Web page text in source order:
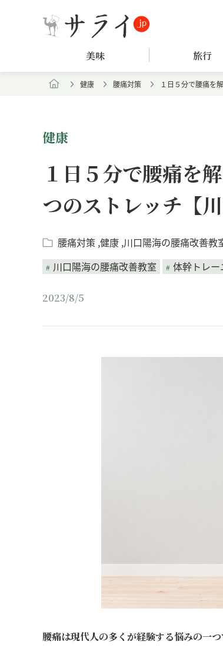
美味 旅行
健康 腰痛対策 １日５分で腰痛を
健康
１日５分で腰痛を
つのストレッチ【
腰痛対策 健康 川口陽海の腰痛改善教
川口陽海の腰痛改善教室
体幹トレー
2023/8/5
腰痛は現代人の多くが経験する悩みの一つ